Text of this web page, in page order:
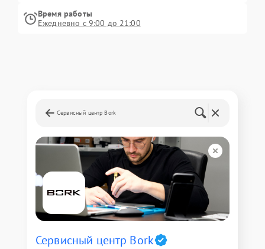
Время работы
Ежедневно с 9:00 до 21:00
Сервисный центр Bork
Сервисный центр Bork